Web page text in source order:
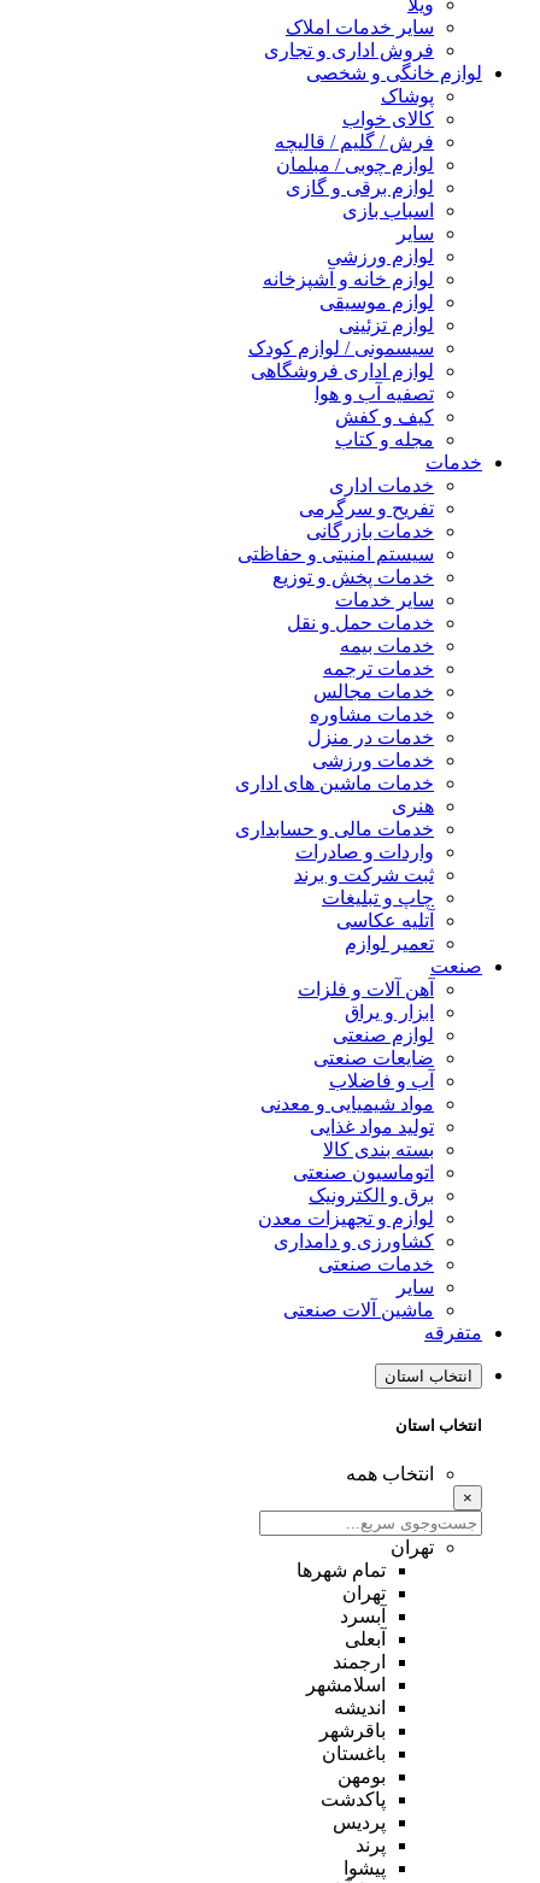
ویلا
سایر خدمات املاک
فروش اداری و تجاری
لوازم خانگی و شخصی
پوشاک
کالای خواب
فرش / گلیم / قالیچه
لوازم چوبی / مبلمان
لوازم برقی و گازی
اسباب بازی
سایر
لوازم ورزشی
لوازم خانه و آشپزخانه
لوازم موسیقی
لوازم تزئینی
سیسمونی / لوازم کودک
لوازم اداری فروشگاهی
تصفیه آب و هوا
کیف و کفش
مجله و کتاب
خدمات
خدمات اداری
تفریح و سرگرمی
خدمات بازرگانی
سیستم امنیتی و حفاظتی
خدمات پخش و توزیع
سایر خدمات
خدمات حمل و نقل
خدمات بیمه
خدمات ترجمه
خدمات مجالس
خدمات مشاوره
خدمات در منزل
خدمات ورزشی
خدمات ماشین های اداری
هنری
خدمات مالی و حسابداری
واردات و صادرات
ثبت شرکت و برند
چاپ و تبلیغات
آتلیه عکاسی
تعمیر لوازم
صنعت
آهن آلات و فلزات
ابزار و یراق
لوازم صنعتی
ضایعات صنعتی
آب و فاضلاب
مواد شیمیایی و معدنی
تولید مواد غذایی
بسته بندی کالا
اتوماسیون صنعتی
برق و الکترونیک
لوازم و تجهیزات معدن
کشاورزی و دامداری
خدمات صنعتی
سایر
ماشین آلات صنعتی
متفرقه
انتخاب استان
انتخاب استان
انتخاب همه
×
تهران
تمام شهر‌ها
تهران
آبسرد
آبعلی
ارجمند
اسلامشهر
اندیشه
باقرشهر
باغستان
بومهن
پاکدشت
پردیس
پرند
پیشوا